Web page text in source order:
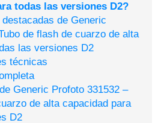
todas las versiones D2?
de Generic
de flash de cuarzo de alta
las versiones D2
técnicas
Generic Profoto 331532 –
de alta capacidad para
D2